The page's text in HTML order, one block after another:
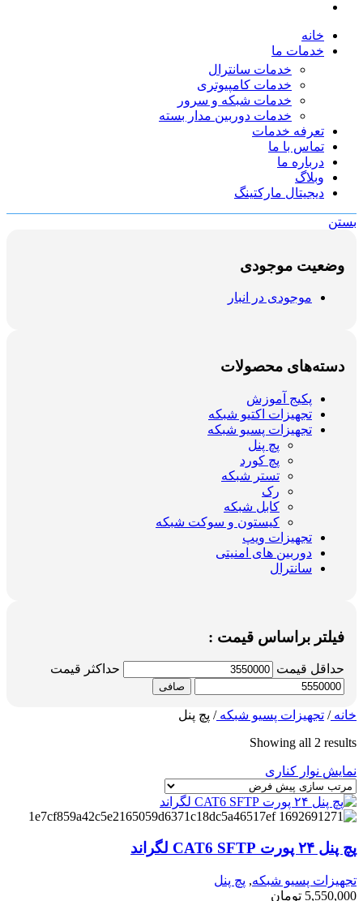
خانه
خدمات ما
خدمات سانترال
خدمات کامپیوتری
خدمات شبکه و سرور
خدمات دوربین مدار بسته
تعرفه خدمات
تماس با ما
درباره ما
وبلاگ
دیجیتال مارکتینگ
بستن
وضعیت موجودی
موجودی در انبار
دسته‌های محصولات
پکیج آموزش
تجهیزات اکتیو شبکه
تجهیزات پسیو شبکه
پچ پنل
پچ کورد
تستر شبکه
رک
کابل شبکه
کیستون و سوکت شبکه
تجهیزات ویپ
دوربین های امنیتی
سانترال
فیلتر براساس قیمت :
حداقل قیمت حداكثر قيمت
صافی
خانه/ تجهیزات پسیو شبکه/ پچ پنل
Showing all 2 results
نمایش نوار کناری
پچ پنل ۲۴ پورت CAT6 SFTP لگراند
تجهیزات پسیو شبکه, پچ پنل
5,550,000 تومان